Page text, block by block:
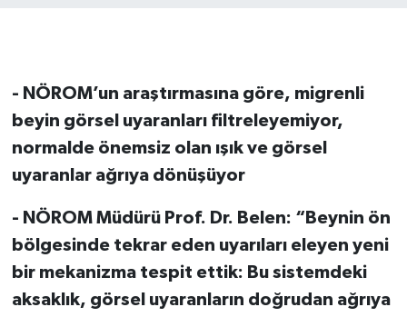
- NÖROM’un araştırmasına göre, migrenli
beyin görsel uyaranları filtreleyemiyor,
normalde önemsiz olan ışık ve görsel
uyaranlar ağrıya dönüşüyor
- NÖROM Müdürü Prof. Dr. Belen: “Beynin ön
bölgesinde tekrar eden uyarıları eleyen yeni
bir mekanizma tespit ettik: Bu sistemdeki
aksaklık, görsel uyaranların doğrudan ağrıya